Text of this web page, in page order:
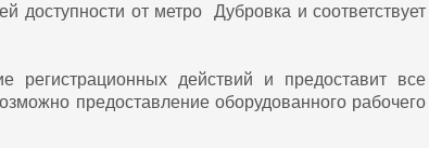
от метро Дубровка и соответствует
регистрационных действий и предоставит все
предоставление оборудованного рабочего